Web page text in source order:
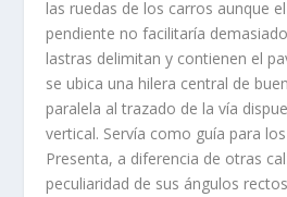
las ruedas de los carros aunque
pendiente no facilitarí­a
lastras delimitan y contienen el
se ubica una hilera central de
paralela al trazado de la ví­a
vertical. Serví­a como guí­a para
Presenta, a diferencia de otras
peculiaridad de sus ángulos